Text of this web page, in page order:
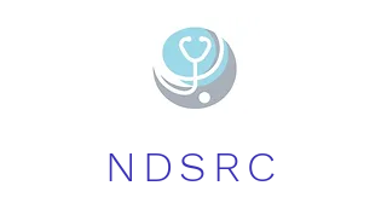
NDSRC